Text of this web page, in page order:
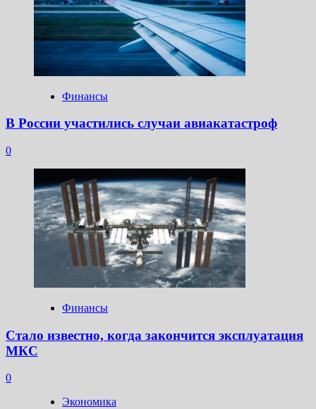
Финансы
В России участились случаи авиакатастроф
0
Финансы
Стало известно, когда закончится эксплуатация
МКС
0
Экономика